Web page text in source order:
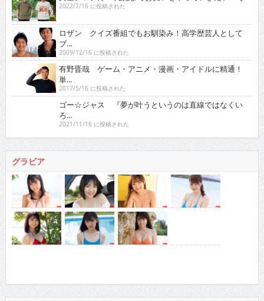
2022/7/16 に投稿された
ロザン クイズ番組でもお馴染み！高学歴芸人として
ブ...
2009/12/16 に投稿された
有野晋哉 ゲーム・アニメ・漫画・アイドルに精通！
単...
2017/5/16 に投稿された
ゴー☆ジャス 『夢が叶うというのは直線ではなくい
ろ...
2021/11/16 に投稿された
グラビア